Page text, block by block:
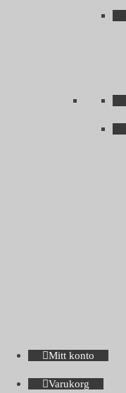
Mitt konto
Varukorg